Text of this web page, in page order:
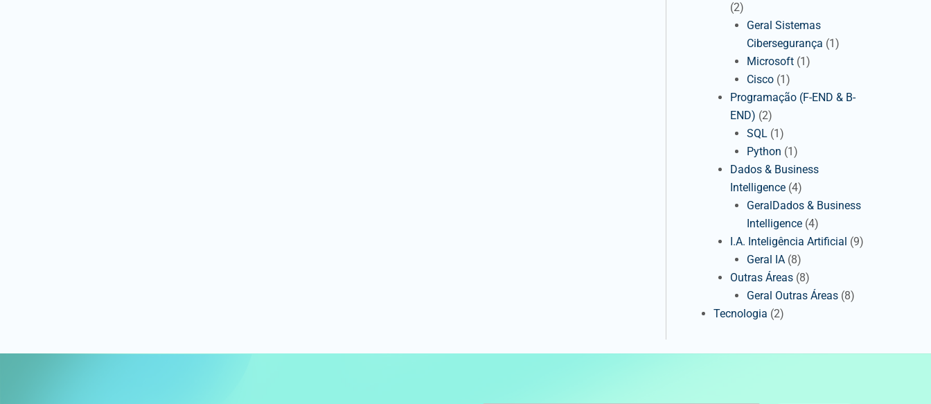
(2)
Geral Sistemas
Cibersegurança (1)
Microsoft (1)
Cisco (1)
Programação (F-END & B-
END) (2)
SQL (1)
Python (1)
Dados & Business
Intelligence (4)
GeralDados & Business
Intelligence (4)
I.A. Inteligência Artificial (9)
Geral IA (8)
Outras Áreas (8)
Geral Outras Áreas (8)
Tecnologia (2)